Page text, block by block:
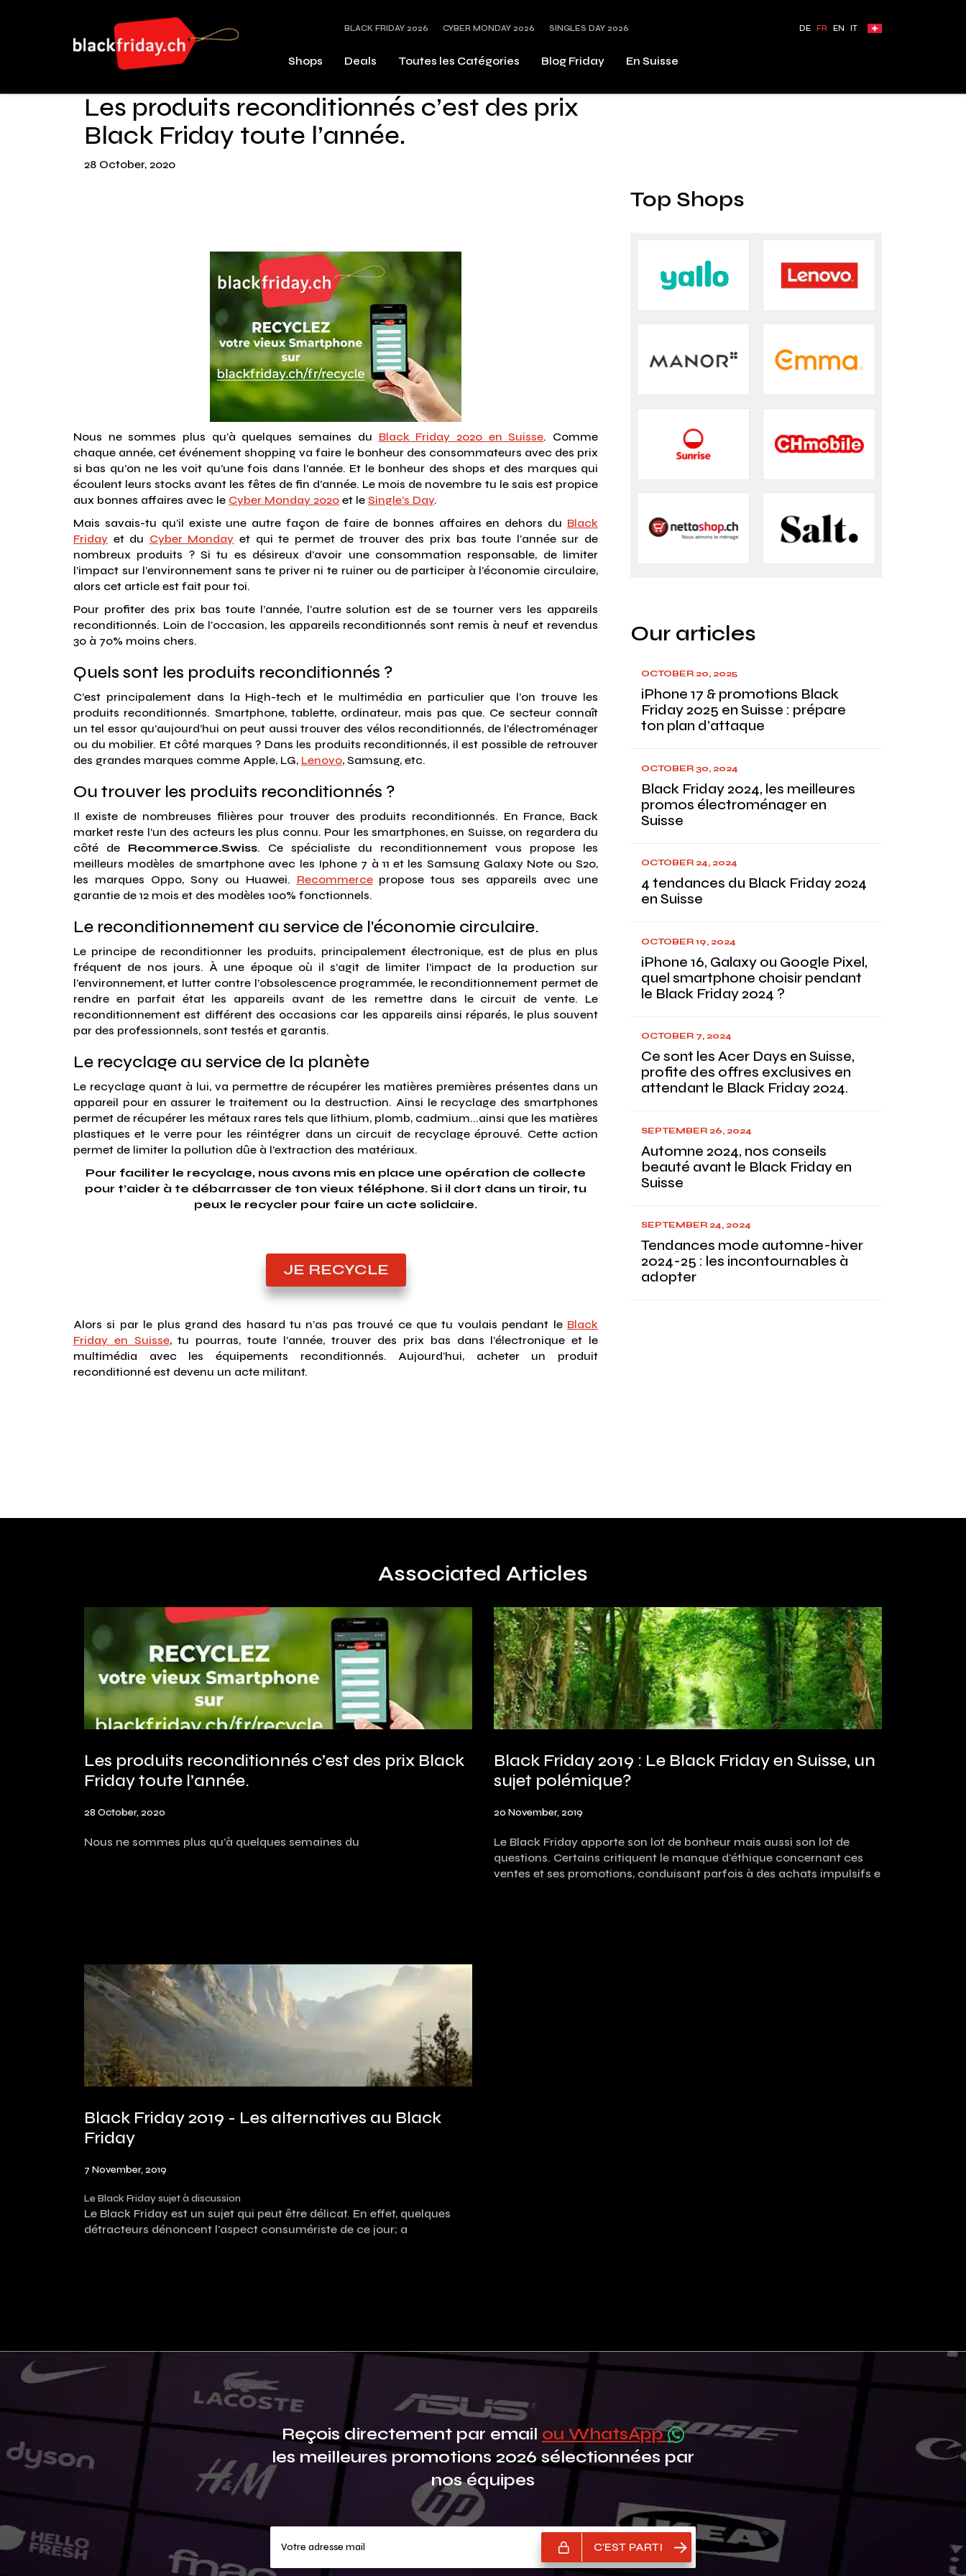
BLACK FRIDAY 2026 CYBER MONDAY 2026 SINGLES DAY 2026 DE FR EN IT
Shops Deals Toutes les Catégories Blog Friday En Suisse
Les produits reconditionnés c’est des prix
Black Friday toute l’année.
28 October, 2020
Nous ne sommes plus qu’à quelques semaines du Black Friday 2020 en Suisse. Comme
chaque année, cet événement shopping va faire le bonheur des consommateurs avec des prix
si bas qu’on ne les voit qu’une fois dans l’année. Et le bonheur des shops et des marques qui
écoulent leurs stocks avant les fêtes de fin d’année. Le mois de novembre tu le sais est propice
aux bonnes affaires avec le Cyber Monday 2020 et le Single’s Day.
Mais savais-tu qu’il existe une autre façon de faire de bonnes affaires en dehors du Black
Friday et du Cyber Monday et qui te permet de trouver des prix bas toute l'année sur de
nombreux produits ? Si tu es désireux d’avoir une consommation responsable, de limiter
l’impact sur l’environnement sans te priver ni te ruiner ou de participer à l’économie circulaire,
alors cet article est fait pour toi.
Pour profiter des prix bas toute l’année, l’autre solution est de se tourner vers les appareils
reconditionnés. Loin de l'occasion, les appareils reconditionnés sont remis à neuf et revendus
30 à 70% moins chers.
Quels sont les produits reconditionnés ?
C’est principalement dans la High-tech et le multimédia en particulier que l’on trouve les
produits reconditionnés. Smartphone, tablette, ordinateur, mais pas que. Ce secteur connaît
un tel essor qu’aujourd’hui on peut aussi trouver des vélos reconditionnés, de l’électroménager
ou du mobilier. Et côté marques ? Dans les produits reconditionnés, il est possible de retrouver
des grandes marques comme Apple, LG, Lenovo, Samsung, etc.
Ou trouver les produits reconditionnés ?
Il existe de nombreuses filières pour trouver des produits reconditionnés. En France, Back
market reste l’un des acteurs les plus connu. Pour les smartphones, en Suisse, on regardera du
côté de Recommerce.Swiss. Ce spécialiste du reconditionnement vous propose les
meilleurs modèles de smartphone avec les Iphone 7 à 11 et les Samsung Galaxy Note ou S20,
les marques Oppo, Sony ou Huawei. Recommercepropose tous ses appareils avec une
garantie de 12 mois et des modèles 100% fonctionnels.
Le reconditionnement au service de l'économie circulaire.
Le principe de reconditionner les produits, principalement électronique, est de plus en plus
fréquent de nos jours. À une époque où il s’agit de limiter l’impact de la production sur
l’environnement, et lutter contre l’obsolescence programmée, le reconditionnement permet de
rendre en parfait état les appareils avant de les remettre dans le circuit de vente. Le
reconditionnement est différent des occasions car les appareils ainsi réparés, le plus souvent
par des professionnels, sont testés et garantis.
Le recyclage au service de la planète
Le recyclage quant à lui, va permettre de récupérer les matières premières présentes dans un
appareil pour en assurer le traitement ou la destruction. Ainsi le recyclage des smartphones
permet de récupérer les métaux rares tels que lithium, plomb, cadmium...ainsi que les matières
plastiques et le verre pour les réintégrer dans un circuit de recyclage éprouvé. Cette action
permet de limiter la pollution dûe à l’extraction des matériaux.
Pour faciliter le recyclage, nous avons mis en place une opération de collecte
pour t’aider à te débarrasser de ton vieux téléphone. Si il dort dans un tiroir, tu
peux le recycler pour faire un acte solidaire.
JE RECYCLE
Alors si par le plus grand des hasard tu n’as pas trouvé ce que tu voulais pendant le Black
Friday en Suisse, tu pourras, toute l’année, trouver des prix bas dans l’électronique et le
multimédia avec les équipements reconditionnés. Aujourd’hui, acheter un produit
reconditionné est devenu un acte militant.
Top Shops
Our articles
OCTOBER 20, 2025
iPhone 17 & promotions Black
Friday 2025 en Suisse : prépare
ton plan d’attaque
OCTOBER 30, 2024
Black Friday 2024, les meilleures
promos électroménager en
Suisse
OCTOBER 24, 2024
4 tendances du Black Friday 2024
en Suisse
OCTOBER 19, 2024
iPhone 16, Galaxy ou Google Pixel,
quel smartphone choisir pendant
le Black Friday 2024 ?
OCTOBER 7, 2024
Ce sont les Acer Days en Suisse,
profite des offres exclusives en
attendant le Black Friday 2024.
SEPTEMBER 26, 2024
Automne 2024, nos conseils
beauté avant le Black Friday en
Suisse
SEPTEMBER 24, 2024
Tendances mode automne-hiver
2024-25 : les incontournables à
adopter
Associated Articles
Les produits reconditionnés c’est des prix Black
Friday toute l’année.
28 October, 2020
Nous ne sommes plus qu’à quelques semaines du
Black Friday 2019 : Le Black Friday en Suisse, un
sujet polémique?
20 November, 2019
Le Black Friday apporte son lot de bonheur mais aussi son lot de
questions. Certains critiquent le manque d'éthique concernant ces
ventes et ses promotions, conduisant parfois à des achats impulsifs e
Black Friday 2019 - Les alternatives au Black
Friday
7 November, 2019
Le Black Friday sujet à discussion
Le Black Friday est un sujet qui peut être délicat. En effet, quelques
détracteurs dénoncent l'aspect consumériste de ce jour; a
Reçois directement par email ou WhatsApp
les meilleures promotions 2026 sélectionnées par
nos équipes
Votre adresse mail
C'EST PARTI